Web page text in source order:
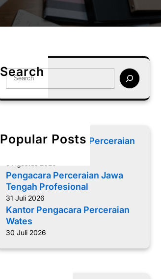
Search
S
a
h
Popular Posts
Memilih Pengacara Perceraian
Pengacara Perceraian Jawa
Tengah Profesional
31 Juli 2026
Kantor Pengacara Perceraian
Wates
30 Juli 2026